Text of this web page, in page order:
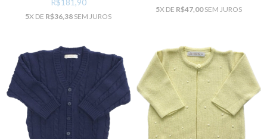
5X DE R$36,38 SEM JUROS
5X DE R$47,00SEM JUROS